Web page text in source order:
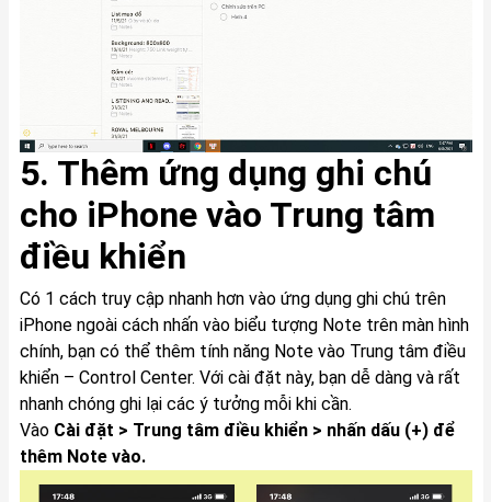
5. Thêm ứng dụng ghi chú
cho iPhone vào Trung tâm
điều khiển
Có 1 cách truy cập nhanh hơn vào ứng dụng ghi chú trên
iPhone ngoài cách nhấn vào biểu tượng Note trên màn hình
chính, bạn có thể thêm tính năng Note vào Trung tâm điều
khiển – Control Center. Với cài đặt này, bạn dễ dàng và rất
nhanh chóng ghi lại các ý tưởng mỗi khi cần.
Vào Cài đặt > Trung tâm điều khiển > nhấn dấu (+) để
thêm Note vào.